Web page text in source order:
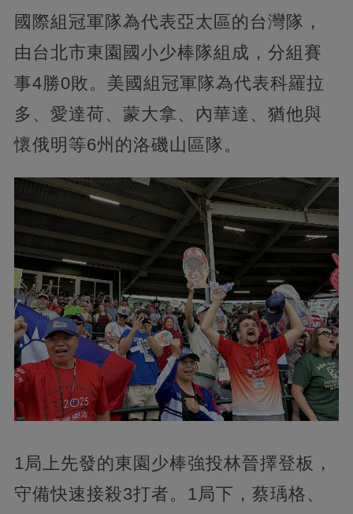
國際組冠軍隊為代表亞太區的台灣隊，
由台北市東園國小少棒隊組成，分組賽
事4勝0敗。美國組冠軍隊為代表科羅拉
多、愛達荷、蒙大拿、內華達、猶他與
懷俄明等6州的洛磯山區隊。
1局上先發的東園少棒強投林晉擇登板，
守備快速接殺3打者。1局下，蔡瑀格、